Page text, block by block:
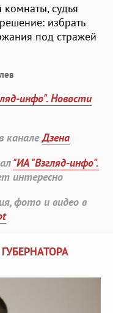
судья
избрать
под стражей
инфо". Новости
каналеДзена
"ИА "Взгляд-инфо".
интересно
фото и видео в